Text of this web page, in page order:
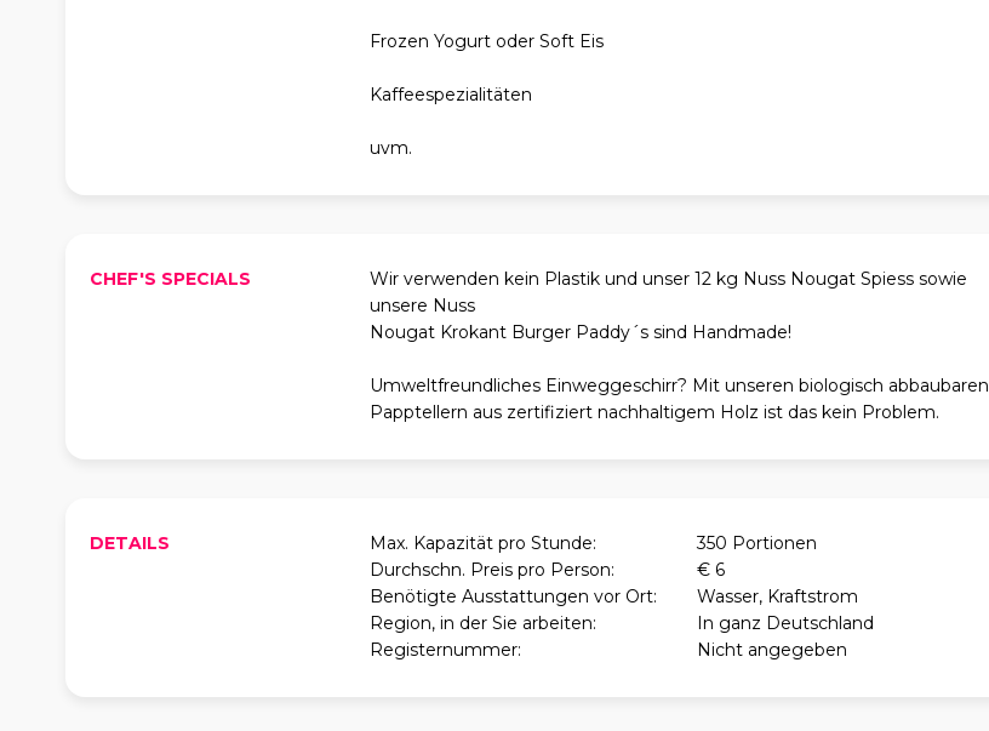
Frozen Yogurt oder Soft Eis
Kaffeespezialitäten
uvm.
CHEF'S SPECIALS
Wir verwenden kein Plastik und unser 12 kg Nuss Nougat Spiess sowie
unsere Nuss
Nougat Krokant Burger Paddy´s sind Handmade!
Umweltfreundliches Einweggeschirr? Mit unseren biologisch abbaubaren
Papptellern aus zertifiziert nachhaltigem Holz ist das kein Problem.
DETAILS Max. Kapazität pro Stunde:
350 Portionen
Durchschn. Preis pro Person:
€ 6
Benötigte Ausstattungen vor Ort:
Wasser, Kraftstrom
Region, in der Sie arbeiten:
In ganz Deutschland
Registernummer:
Nicht angegeben